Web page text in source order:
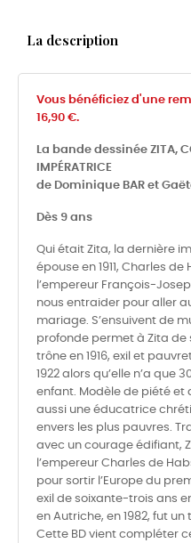
La description
Vous bénéficiez d'une
16,90 €.
La bande dessinée ZITA,
IMPÉRATRICE
de Dominique BAR et
Dès 9 ans
Qui était Zita, la dernière
épouse en 1911, Charles
l’empereur François-
nous entraider pour aller
mariage. S’ensuivent de
profonde permet à Zita de
trône en 1916, exil et
1922 alors qu’elle n’a que
enfant. Modèle de piété et
aussi une éducatrice
envers les plus pauvres.
avec un courage édifiant,
l’empereur Charles de
pour sortir l’Europe du
exil de soixante-trois ans
en Autriche, en 1982, fut un
Cette BD vient compléter